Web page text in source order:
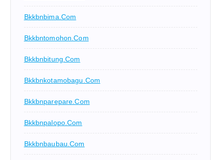
Bkkbnbima.com
Bkkbntomohon.com
Bkkbnbitung.com
Bkkbnkotamobagu.com
Bkkbnparepare.com
Bkkbnpalopo.com
Bkkbnbaubau.com